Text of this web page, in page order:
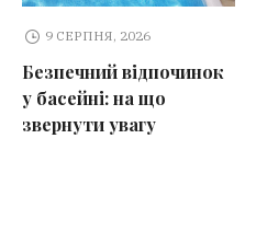
9 СЕРПНЯ, 2026
Безпечний відпочинок
у басейні: на що
звернути увагу